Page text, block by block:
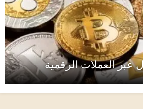
عبر العملات الرقمية